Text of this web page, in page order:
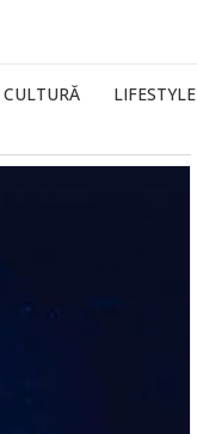
CULTURĂ LIFESTYLE